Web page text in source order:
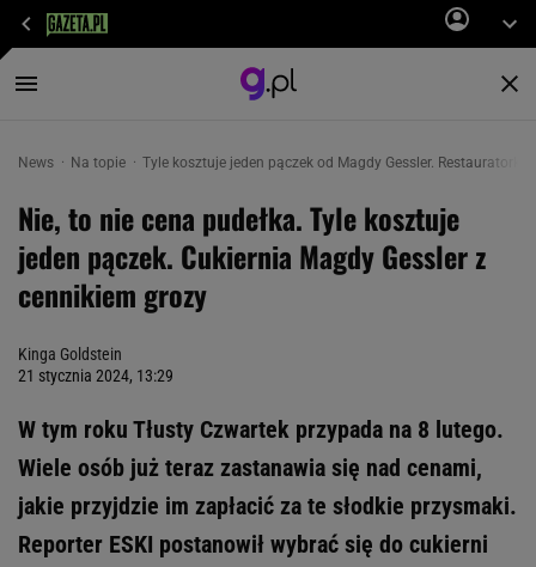
News Na topie Tyle kosztuje jeden pączek od Magdy Gessler.
Nie, to nie cena pudełka. Tyle kosztuje
jeden pączek. Cukiernia Magdy Gessler z
cennikiem grozy
Kinga Goldstein
21 stycznia 2024, 13:29
W tym roku Tłusty Czwartek przypada na 8 lutego.
Wiele osób już teraz zastanawia się nad cenami,
jakie przyjdzie im zapłacić za te słodkie przysmaki.
Reporter ESKI postanowił wybrać się do cukierni